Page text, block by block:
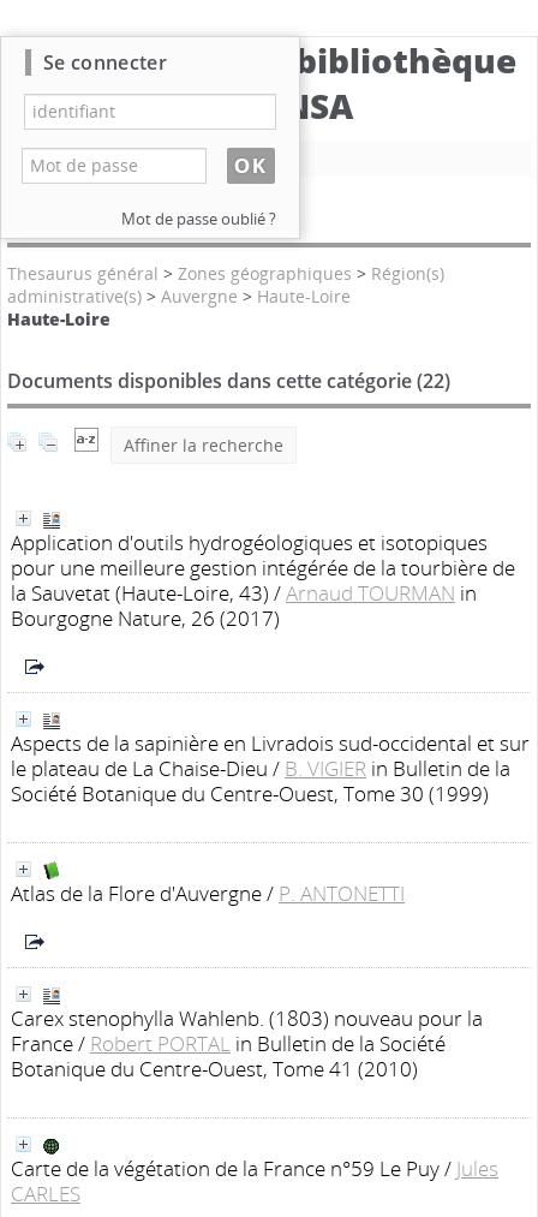
Catalogue de la bibliothèque
du CBNSA
Nouvelle recherche
Thesaurus général > Zones géographiques > Région(s)
administrative(s) > Auvergne > Haute-Loire
Haute-Loire
Documents disponibles dans cette catégorie (22)
Affiner la recherche
Application d'outils hydrogéologiques et isotopiques
pour une meilleure gestion intégérée de la tourbière de
la Sauvetat (Haute-Loire, 43) /Arnaud TOURMAN in
Bourgogne Nature, 26 (2017)
Aspects de la sapinière en Livradois sud-occidental et sur
le plateau de La Chaise-Dieu / B. VIGIER in Bulletin de la
Société Botanique du Centre-Ouest, Tome 30 (1999)
Atlas de la Flore d'Auvergne/ P. ANTONETTI
Carex stenophylla Wahlenb. (1803) nouveau pour la
France/ Robert PORTAL in Bulletin de la Société
Botanique du Centre-Ouest, Tome 41 (2010)
Carte de la végétation de la France n°59 Le Puy/ Jules
CARLES
Se connecter
Mot de passe oublié ?